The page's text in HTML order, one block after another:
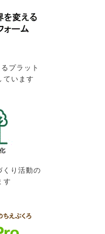
プラット
ています
くり活動の
す